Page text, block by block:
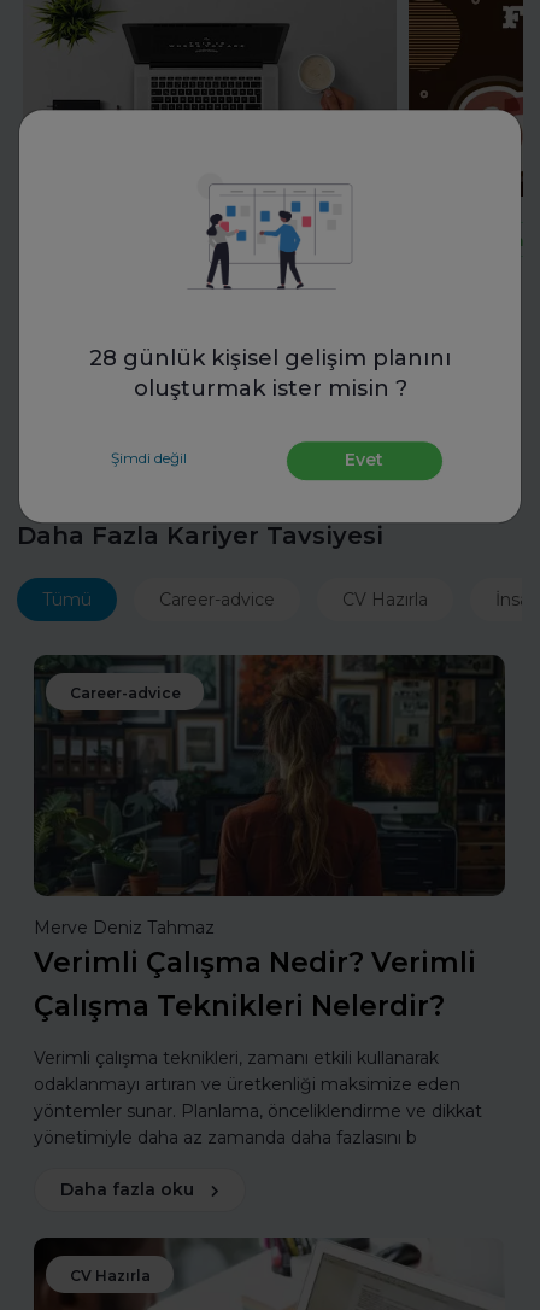
28 günlük kişisel gelişim planını
oluşturmak ister misin ?
Şimdi değil Evet
Başvur Son 42 Gün
Daha Fazla Kariyer Tavsiyesi
Tümü Career-advice CV Hazırla
Career-advice
Merve Deniz Tahmaz
Verimli Çalışma Nedir? Verimli
Çalışma Teknikleri Nelerdir?
Verimli çalışma teknikleri, zamanı etkili kullanarak
odaklanmayı artıran ve üretkenliği maksimize eden
yöntemler sunar. Planlama, önceliklendirme ve dikkat
yönetimiyle daha az zamanda daha fazlasını b
Daha fazla oku
CV Hazırla